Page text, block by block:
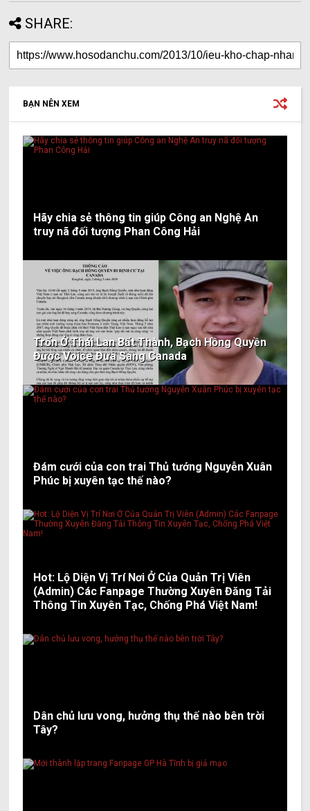
SHARE:
BẠN NÊN XEM
Hãy chia sẻ thông tin giúp Công an Nghệ An
truy nã đối tượng Phan Công Hải
Trốn Ở Thái Lan Bất Thành, Bạch Hồng Quyền
Được Voice Đưa Sang Canada
Đám cưới của con trai Thủ tướng Nguyễn Xuân
Phúc bị xuyên tạc thế nào?
Hot: Lộ Diện Vị Trí Nơi Ở Của Quản Trị Viên
(Admin) Các Fanpage Thường Xuyên Đăng Tải
Thông Tin Xuyên Tạc, Chống Phá Việt Nam!
Dân chủ lưu vong, hưởng thụ thế nào bên trời
Tây?